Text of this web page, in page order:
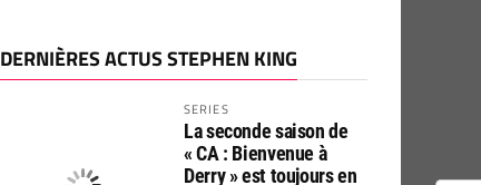
DERNIÈRES ACTUS STEPHEN KING
SERIES
La seconde saison de
« CA : Bienvenue à
Derry » est toujours en